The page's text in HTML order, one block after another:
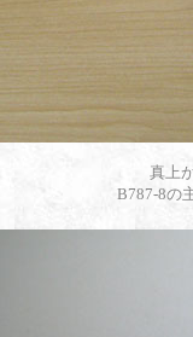
真上
B787-8の